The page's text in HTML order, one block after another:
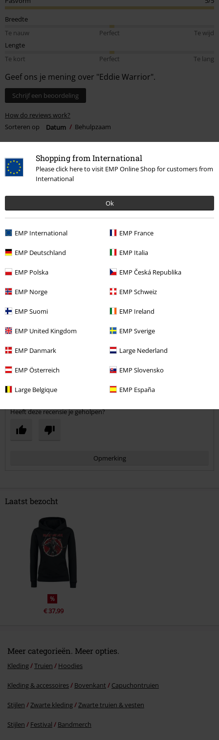
Shopping from International
Please click here to visit EMP Online Shop for customers from
International
Ok
EMP International EMP France
EMP Deutschland EMP Italia
EMP Polska EMP Česká Republika
EMP Norge EMP Schweiz
EMP Suomi EMP Ireland
EMP United Kingdom EMP Sverige
EMP Danmark Large Nederland
EMP Österreich EMP Slovensko
Large Belgique EMP España
Breedte
Te nauw
Perfect
Te wijd
Lengte
Te kort
Perfect Te lang
Geef ons je mening over "Eddie Warrior".
Schrijf een beoordeling
How do reviews work?
Sorteren op
Datum Behulpzaam
Joyce L.
Gepost op: vrijdag, 1 juli 2022
Fijne trui
Valt op maat, zit lekker en is niet super dik dus ook fijn voor frissere
zomeravonden
Kwaliteit
Ontwerp
Te nauw
Perfect
Heeft deze recensie je geholpen?
Opmerking
Commentaar versturen
Laatst bezocht
%
€ 37,99
Meer categorieën. Meer opties.
Kleding Truien Hoodies
Kleding & accessoires Bovenkant Capuchontruien
Stijlen Zwarte kleding Zwarte truien & vesten
Stijlen Festival Bandmerch